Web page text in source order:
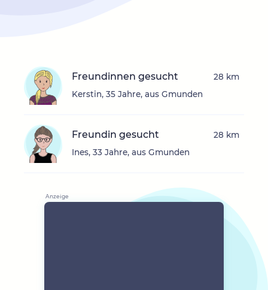
Freundinnen gesucht
Kerstin, 35 Jahre, aus Gmunden
28 km
Freundin gesucht
Ines, 33 Jahre, aus Gmunden
28 km